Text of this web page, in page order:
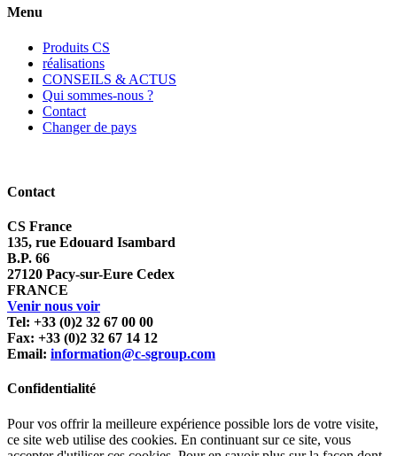
Menu
Produits CS
réalisations
CONSEILS & ACTUS
Qui sommes-nous ?
Contact
Changer de pays
Contact
CS France
135, rue Edouard Isambard
B.P. 66
27120 Pacy-sur-Eure Cedex
FRANCE
Venir nous voir
Tel: +33 (0)2 32 67 00 00
Fax: +33 (0)2 32 67 14 12
Email: information@c-sgroup.com
Confidentialité
Pour vos offrir la meilleure expérience possible lors de votre visite,
ce site web utilise des cookies. En continuant sur ce site, vous